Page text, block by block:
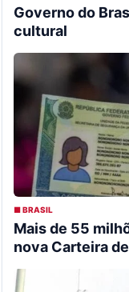
Governo do
cultural
■ BRASIL
Mais de 55
nova Carteira